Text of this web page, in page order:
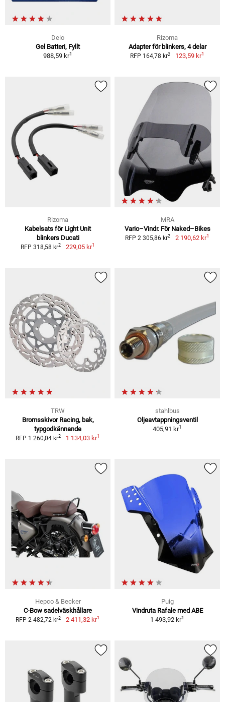
Delo
Gel Batteri, Fyllt
988,59 kr1
Rizoma
Adapter för blinkers, 4 delar
RFP 164,78 kr2 123,59 kr1
Rizoma
Kabelsats för Light Unit
blinkers Ducati
RFP 318,58 kr2 229,05 kr1
MRA
Vario–Vindr. För Naked–Bikes
RFP 2 305,86 kr2 2 190,62 kr1
TRW
Bromsskivor Racing, bak,
typgodkännande
RFP 1 260,04 kr2 1 134,03 kr1
stahlbus
Oljeavtappningsventil
405,91 kr1
Hepco & Becker
C-Bow sadelväskhållare
RFP 2 482,72 kr2 2 411,32 kr1
Puig
Vindruta Rafale med ABE
1 493,92 kr1